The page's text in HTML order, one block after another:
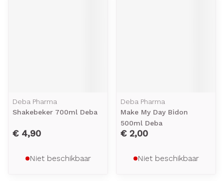
Deba Pharma
Shakebeker 700ml Deba
€ 4,90
Niet beschikbaar
Deba Pharma
Make My Day Bidon
500ml Deba
€ 2,00
Niet beschikbaar